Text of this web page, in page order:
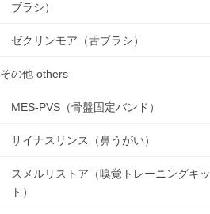
ブラシ）
ゼクリンモア（舌ブラシ）
その他 others
MES-PVS（骨盤固定バンド）
サイナスリンス（鼻うがい）
スメルリストア（嗅覚トレーニングキッ
ト）